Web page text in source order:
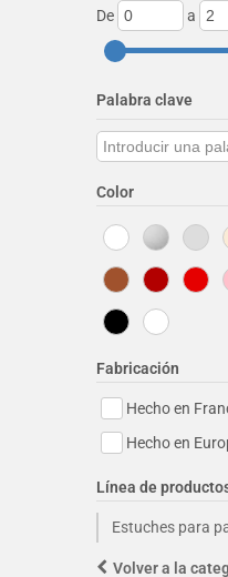
De a
Palabra clave
Color
Fabricación
Hecho en
Hecho en
Línea de
Estuches para
Volver a la